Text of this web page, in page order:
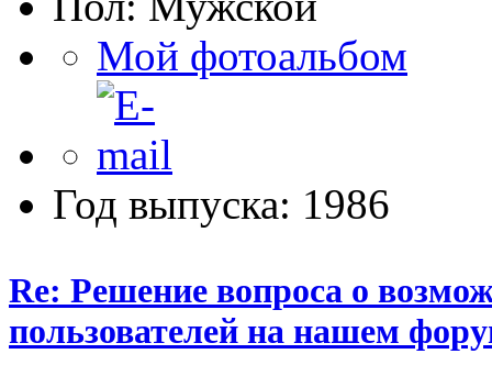
Мой фотоальбом
Год выпуска: 1986
Re: Решение вопроса о
пользователей на нашем